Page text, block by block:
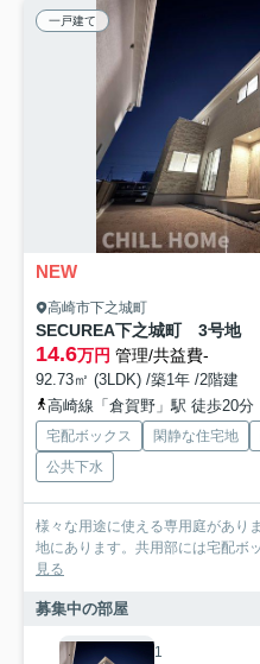
一戸建て
NEW
高崎市下之城町
SECUREA下之城町 3号地
14.6万円 管理/共益費-
92.73㎡ (3LDK) /築1年 /2階建
高崎線「倉賀野」駅 徒歩20分
宅配ボックス 閑静な住宅地
公共下水
様々な用途に使える専用庭があり
地にあります。共用部には宅配ボ
見る
募集中の部屋
1